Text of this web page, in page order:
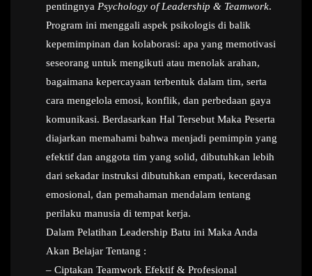
pentingnya Psychology of Leadership & Teamwork.
Program ini menggali aspek psikologis di balik
kepemimpinan dan kolaborasi: apa yang memotivasi
seseorang untuk mengikuti atau menolak arahan,
bagaimana kepercayaan terbentuk dalam tim, serta
cara mengelola emosi, konflik, dan perbedaan gaya
komunikasi. Berdasarkan Hal Tersebut Maka Peserta
diajarkan memahami bahwa menjadi pemimpin yang
efektif dan anggota tim yang solid, dibutuhkan lebih
dari sekadar instruksi dibutuhkan empati, kecerdasan
emosional, dan pemahaman mendalam tentang
perilaku manusia di tempat kerja.
Dalam Pelatihan Leadership Batu ini Maka Anda
Akan Belajar Tentang :
– Ciptakan Teamwork Efektif & Profesional